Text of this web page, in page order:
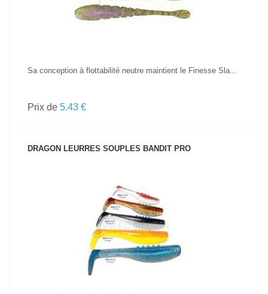
Sa conception à flottabilité neutre maintient le Finesse Sla...
Prix de 5.43 €
DRAGON LEURRES SOUPLES BANDIT PRO
VOIR LE PRODUIT